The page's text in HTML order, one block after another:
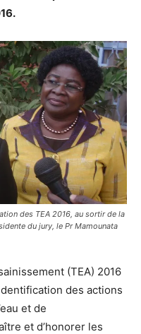
des TEA 2016, au sortir de la
du jury, le Pr Mamounata
(TEA) 2016
des actions
et de
et d’honorer les